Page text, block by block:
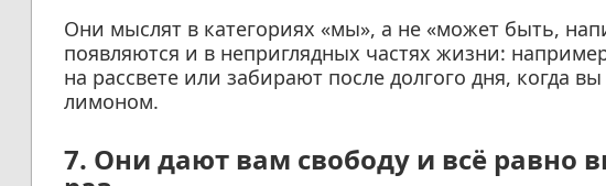
Они мыслят в категориях «мы», а не «может быть,
появляются и в неприглядных частях жизни:
на рассвете или забирают после долгого дня, когда
лимоном.
7. Они дают вам свободу и всё равно